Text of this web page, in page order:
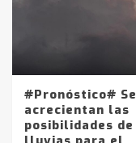
#Pronóstico# Se
acrecientan las
posibilidades de